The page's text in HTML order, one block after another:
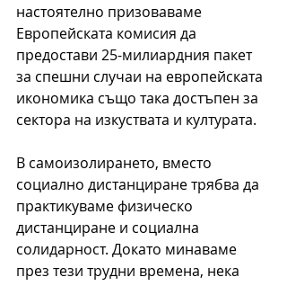
настоятелно призоваваме
Европейската комисия да
предостави 25-милиардния пакет
за спешни случаи на европейската
икономика също така достъпен за
сектора на изкуствата и културата.
В самоизолирането, вместо
социално дистанциране трябва да
практикуваме физическо
дистанциране и социална
солидарност. Докато минаваме
през тези трудни времена, нека